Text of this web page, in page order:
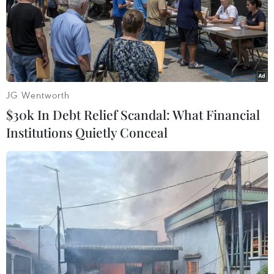
TIN LIÊN QUAN
Trải nghiệm thanh toán QR Pay của
JG Wentworth
$30k In Debt Relief Scandal: What Financial
Institutions Quietly Conceal